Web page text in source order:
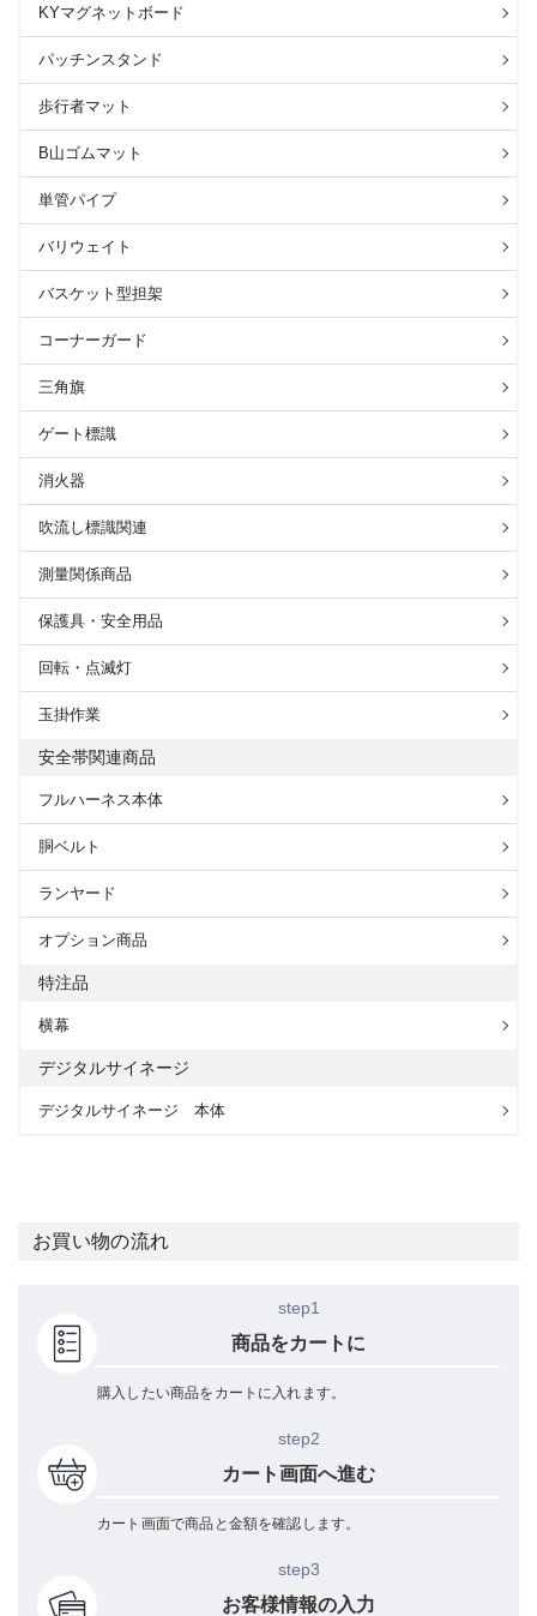
KYマグネットボード
パッチンスタンド
歩行者マット
B山ゴムマット
単管パイプ
バリウェイト
バスケット型担架
コーナーガード
三角旗
ゲート標識
消火器
吹流し標識関連
測量関係商品
保護具・安全用品
回転・点滅灯
玉掛作業
安全帯関連商品
フルハーネス本体
胴ベルト
ランヤード
オプション商品
特注品
横幕
デジタルサイネージ
デジタルサイネージ 本体
お買い物の流れ
step1
商品をカートに
購入したい商品をカートに入れます。
step2
カート画面へ進む
カート画面で商品と金額を確認します。
step3
お客様情報の入力